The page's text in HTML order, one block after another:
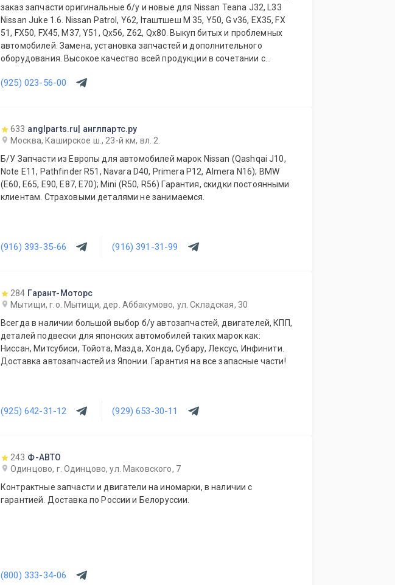
заказ запчасти оригинальные б/у и новые для Nissan Teana J32, L33
Nissan Juke 1.6. Nissan Patrol, Y62, Iташтшеш M 35, Y50, G v36, EX35, FX
51, FX50, FX45, M37, Y51, Qx56, Z62, Qx80. Выкуп битых и проблемных
автомобилей. Замена, установка запчастей и дополнительного
оборудования. Высокое качество всей продукции в сочетании с
Квалифицированные специалисты нашей компании всегда грамотно
ежедневно.
(925) 023-56-00
633 anglparts.ru| англпартс.ру
Москва, Каширское ш., 23-й км, вл. 2.
Б/У Запчасти из Европы для автомобилей марок Nissan (Qashqai J10,
Note E11, Pathfinder R51, Navara D40, Primera P12, Almera N16); BMW
(E60, E65, E90, E87, E70); Mini (R50, R56) Гарантия, скидки постоянными
клиентам. Страховыми деталями не занимаемся.
(916) 393-35-66 (916) 391-31-99
284 Гарант-Моторс
Мытищи, г.о. Мытищи, дер. Аббакумово, ул. Складская, 30
Всегда в наличии большой выбор б/у автозапчастей, двигателей, КПП,
деталей подвески для японских автомобилей таких марок как:
Ниссан, Митсубиси, Тойота, Мазда, Хонда, Субару, Лексус, Инфинити.
Доставка автозапчастей из Японии. Гарантия на все запасные части!
(925) 642-31-12 (929) 653-30-11
243 Ф-АВТО
Одинцово, г. Одинцово, ул. Маковского, 7
Контрактные запчасти и двигатели на иномарки, в наличии с
гарантией. Доставка по России и Белоруссии.
(800) 333-34-06